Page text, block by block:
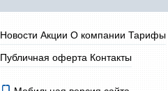
Новости Акции О компании Тарифы
Публичная оферта Контакты